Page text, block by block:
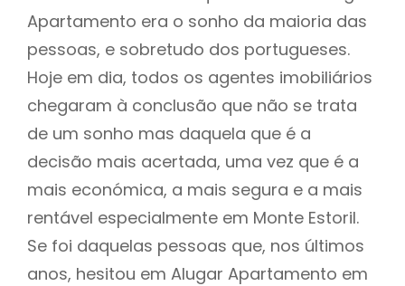
Apartamento era o sonho da maioria das
pessoas, e sobretudo dos portugueses.
Hoje em dia, todos os agentes imobiliários
chegaram à conclusão que não se trata
de um sonho mas daquela que é a
decisão mais acertada, uma vez que é a
mais económica, a mais segura e a mais
rentável especialmente em Monte Estoril.
Se foi daquelas pessoas que, nos últimos
anos, hesitou em Alugar Apartamento em